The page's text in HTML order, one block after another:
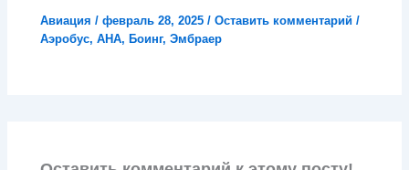
Авиация /февраль 28, 2025/Оставить комментарий /
Аэробус,АНА, Боинг,Эмбраер